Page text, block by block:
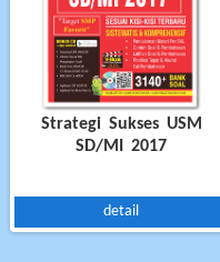
Strategi Sukses USM
SD/MI 2017
detail